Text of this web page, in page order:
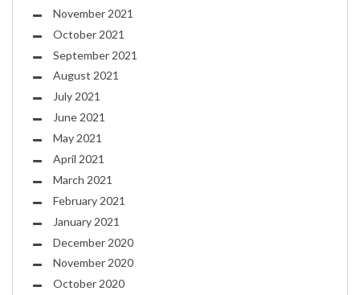
November 2021
October 2021
September 2021
August 2021
July 2021
June 2021
May 2021
April 2021
March 2021
February 2021
January 2021
December 2020
November 2020
October 2020